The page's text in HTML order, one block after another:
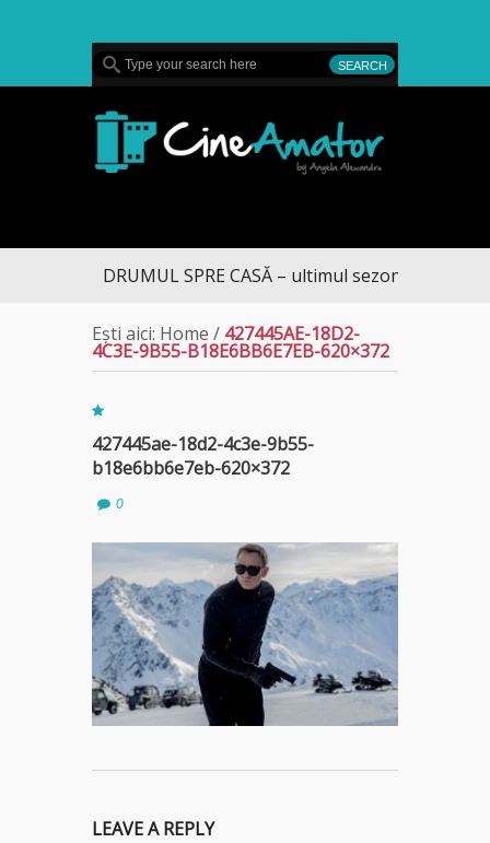
DRUMUL SPRE CASĂ – ultimul sezon te aduce la
Ești aici: Home / 427445AE-18D2-
4C3E-9B55-B18E6BB6E7EB-620×372
427445ae-18d2-4c3e-9b55-
b18e6bb6e7eb-620×372
0
LEAVE A REPLY